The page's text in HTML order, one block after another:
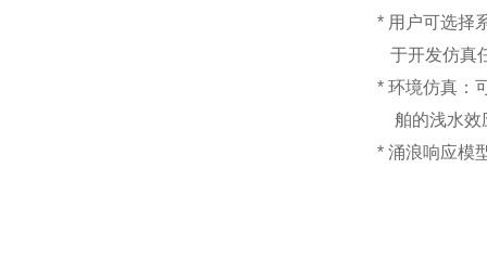
* 用户可选择系
于开发仿真任
* 环境仿真：可
舶的浅水效
* 涌浪响应模型